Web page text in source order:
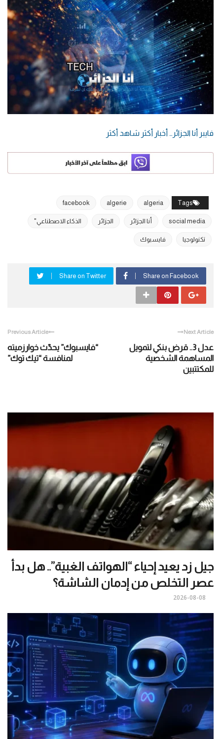
فايبر أنا الجزائر… أخبار أكثر شاهد أكثر
Tags
algeria
algerie
facebook
social media أنا الجزائر الجزائر الذكاء الاصطناعي"
تكنولوجيا فايسبوك
Share on Facebook
Share on Twitter
Previous Article
“فايسبوك” يحدّث خوارزميته
لمنافسة “تيك توك”
Next Article
عدل 3.. قرض بنكي لتمويل
المساهمة الشخصية
للمكتتبين
جيل زد يعيد إحياء “الهواتف الغبية”.. هل بدأ
عصر التخلص من إدمان الشاشة؟
2026-08-08